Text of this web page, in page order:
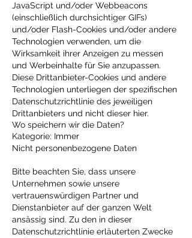
JavaScript und/oder Webbeacons
(einschließlich durchsichtiger GIFs)
und/oder Flash-Cookies und/oder andere
Technologien verwenden, um die
Wirksamkeit ihrer Anzeigen zu messen
und Werbeinhalte für Sie anzupassen.
Diese Drittanbieter-Cookies und andere
Technologien unterliegen der spezifischen
Datenschutzrichtlinie des jeweiligen
Drittanbieters und nicht dieser hier.
Wo speichern wir die Daten?
Kategorie: Immer
Nicht personenbezogene Daten
Bitte beachten Sie, dass unsere
Unternehmen sowie unsere
vertrauenswürdigen Partner und
Dienstanbieter auf der ganzen Welt
ansässig sind. Zu den in dieser
Datenschutzrichtlinie erläuterten Zwecke